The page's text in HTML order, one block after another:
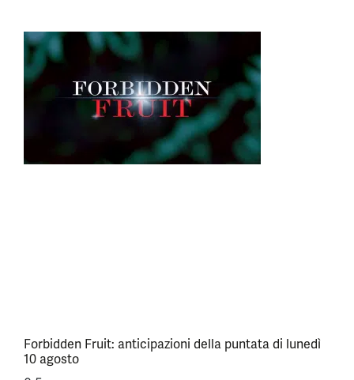
Forbidden Fruit: anticipazioni della puntata di lunedì
10 agosto